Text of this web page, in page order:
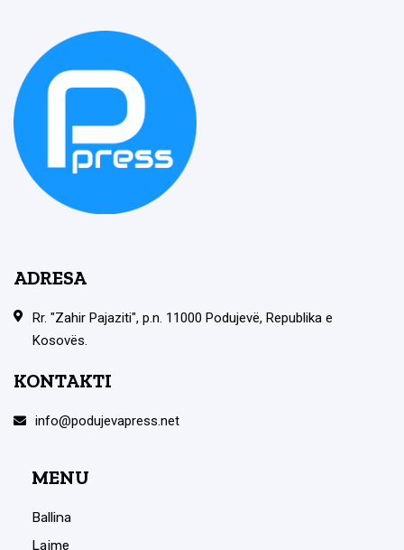
ADRESA
Rr. "Zahir Pajaziti", p.n. 11000 Podujevë, Republika e
Kosovës.
KONTAKTI
info@podujevapress.net
MENU
Ballina
Lajme